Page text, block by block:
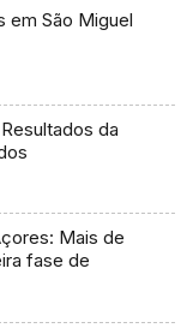
em São Miguel
da
Mais de
fase de